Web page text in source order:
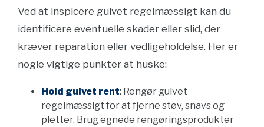
Ved at inspicere gulvet regelmæssigt kan du
identificere eventuelle skader eller slid, der
kræver reparation eller vedligeholdelse. Her er
nogle vigtige punkter at huske:
Hold gulvet rent: Rengør gulvet
regelmæssigt for at fjerne støv, snavs og
pletter. Brug egnede rengøringsprodukter